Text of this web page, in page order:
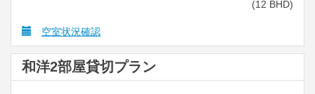
(12 BHD)
空室状況確認
和洋2部屋貸切プラン